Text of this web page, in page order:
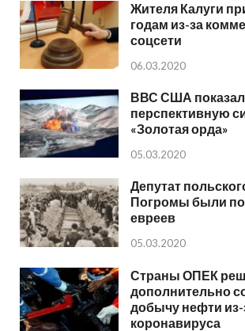
Жителя Калуги
годам из-за
соцсети
06.03.2020
ВВС США
перспективную
«Золотая орда»
05.03.2020
Депутат
Погромы были
евреев
05.03.2020
Страны ОПЕК
дополнительно
добычу нефти из-
коронавируса